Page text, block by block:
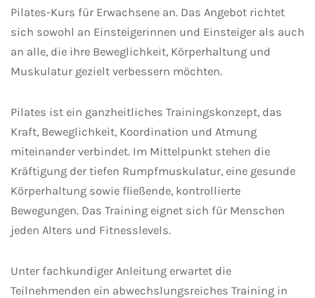
Pilates-Kurs für Erwachsene an. Das Angebot richtet
sich sowohl an Einsteigerinnen und Einsteiger als auch
an alle, die ihre Beweglichkeit, Körperhaltung und
Muskulatur gezielt verbessern möchten.
Pilates ist ein ganzheitliches Trainingskonzept, das
Kraft, Beweglichkeit, Koordination und Atmung
miteinander verbindet. Im Mittelpunkt stehen die
Kräftigung der tiefen Rumpfmuskulatur, eine gesunde
Körperhaltung sowie fließende, kontrollierte
Bewegungen. Das Training eignet sich für Menschen
jeden Alters und Fitnesslevels.
Unter fachkundiger Anleitung erwartet die
Teilnehmenden ein abwechslungsreiches Training in